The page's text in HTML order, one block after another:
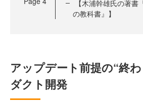
【木浦幹雄氏の著
の教科書』】
アップデート前提の“終
ダクト開発